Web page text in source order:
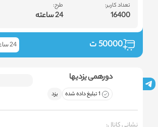
تعداد کاربر:
16400
طرح:
24 ساعته
50000ت 24 ساعته
دورهمی یزدیها
1 تبلیغ داده شده یزد